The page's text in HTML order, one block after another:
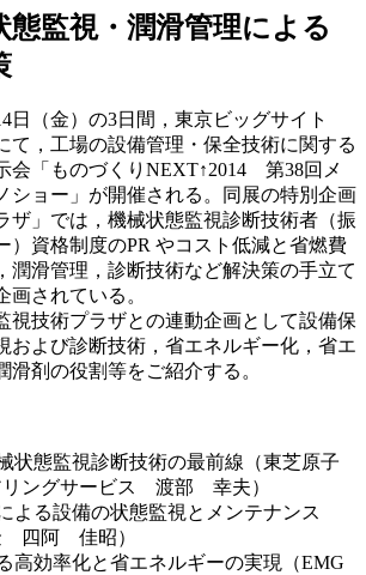
態監視・潤滑管理による
日（金）の3日間，東京ビッグサイト
て，工場の設備管理・保全技術に関する
会「ものづくりNEXT↑2014 第38回メ
ショー」が開催される。同展の特別企画
ザ」では，機械状態監視診断技術者（振
）資格制度のPR やコスト低減と省燃費
潤滑管理，診断技術など解決策の手立て
画されている。
視技術プラザとの連動企画として設備保
および診断技術，省エネルギー化，省エ
滑剤の役割等をご紹介する。
状態監視診断技術の最前線（東芝原子
リングサービス 渡部 幸夫）
よる設備の状態監視とメンテナンス
四阿 佳昭）
高効率化と省エネルギーの実現（EMG